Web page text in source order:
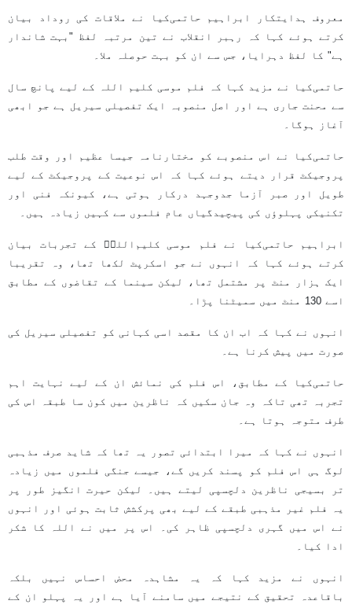
معروف ہدایتکار ابراہیم حاتمی‌کیا نے ملاقات کی روداد بیان
کرتے ہوئے کہا کہ رہبر انقلاب نے تین مرتبہ لفظ "بہت شاندار
ہے" کا لفظ دہرایا، جس سے ان کو بہت حوصلہ ملا۔
حاتمی‌کیا نے مزید کہا کہ فلم موسی کلیم اللہ کے لیے پانچ سال
سے محنت جاری ہے اور اصل منصوبہ ایک تفصیلی سیریل ہے جو ابھی
آغاز ہوگا۔
حاتمی‌کیا نے اس منصوبے کو مختارنامہ جیسا عظیم اور وقت طلب
پروجیکٹ قرار دیتے ہوئے کہا کہ اس نوعیت کے پروجیکٹ کے لیے
طویل اور صبر آزما جدوجہد درکار ہوتی ہے، کیونکہ فنی اور
تکنیکی پہلوؤں کی پیچیدگیاں عام فلموں سے کہیں زیادہ ہیں۔
ابراہیم حاتمی‌کیا نے فلم موسی کلیم‌اللہؑ کے تجربات بیان
کرتے ہوئے کہا کہ انہوں نے جو اسکرپٹ لکھا تھا، وہ تقریبا
ایک ہزار منٹ پر مشتمل تھا، لیکن سینما کے تقاضوں کے مطابق
اسے 130 منٹ میں سمیٹنا پڑا۔
انہوں نے کہا کہ اب ان کا مقصد اسی کہانی کو تفصیلی سیریل کی
صورت میں پیش کرنا ہے۔
حاتمی‌کیا کے مطابق، اس فلم کی نمائش ان کے لیے نہایت اہم
تجربہ تھی تاکہ وہ جان سکیں کہ ناظرین میں کون سا طبقہ اس کی
طرف متوجہ ہوتا ہے۔
انہوں نے کہا کہ میرا ابتدائی تصور یہ تھا کہ شاید صرف مذہبی
لوگ ہی اس فلم کو پسند کریں گے، جیسے جنگی فلموں میں زیادہ
تر بسیجی ناظرین دلچسپی لیتے ہیں۔ لیکن حیرت انگیز طور پر
یہ فلم غیر مذہبی طبقے کے لیے بھی پرکشش ثابت ہوئی اور انہوں
نے اس میں گہری دلچسپی ظاہر کی۔ اس پر میں نے اللہ کا شکر
ادا کیا۔
انہوں نے مزید کہا کہ یہ مشاہدہ محض احساس نہیں بلکہ
باقاعدہ تحقیق کے نتیجے میں سامنے آیا ہے اور یہ پہلو ان کے